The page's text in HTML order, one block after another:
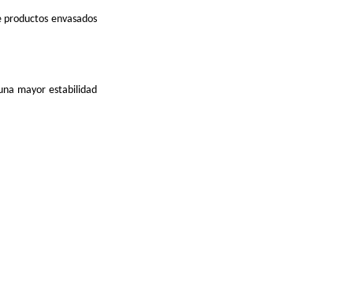
envasados
mayor estabilidad